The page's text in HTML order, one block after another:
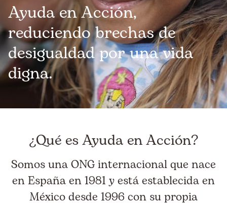
Ayuda en Acción,
reduciendo brechas de
desigualdad por una vida
digna.
¿Qué es Ayuda en Acción?
Somos una ONG internacional que nace
en España en 1981 y está establecida en
México desde 1996 con su propia